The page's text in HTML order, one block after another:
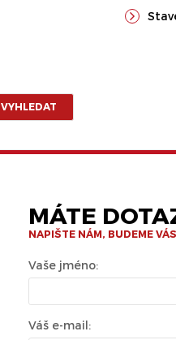
VYHLEDAT
MÁTE
NAPIŠTE NÁM, BUDEME
Vaše jméno:
Váš e-mail: